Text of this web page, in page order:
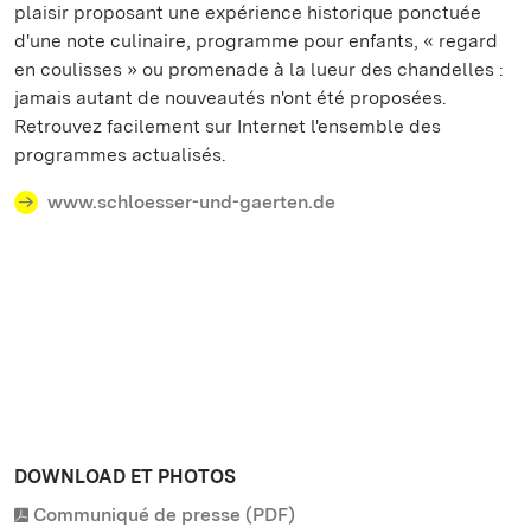
plaisir proposant une expérience historique ponctuée
d'une note culinaire, programme pour enfants, « regard
en coulisses » ou promenade à la lueur des chandelles :
jamais autant de nouveautés n'ont été proposées.
Retrouvez facilement sur Internet l'ensemble des
programmes actualisés.
www.schloesser-und-gaerten.de
DOWNLOAD ET PHOTOS
Communiqué de presse (PDF)